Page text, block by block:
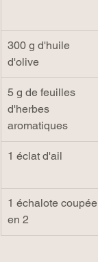
300 g d'huile
d'olive
5 g de feuilles
d'herbes
aromatiques
1 éclat d'ail
1 échalote coupée
en 2